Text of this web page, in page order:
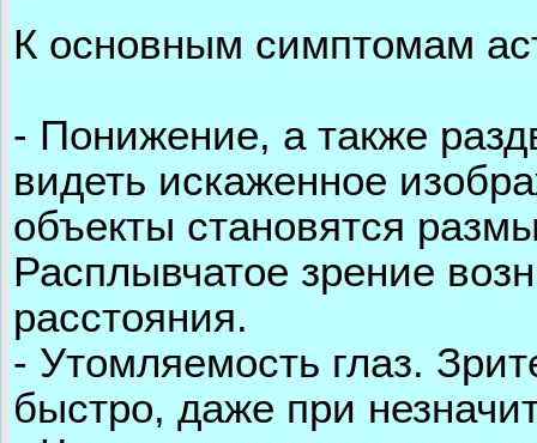
К основным симптомам
- Понижение, а также
видеть искаженное
объекты становятся
Расплывчатое зрение
расстояния.
- Утомляемость глаз.
быстро, даже при